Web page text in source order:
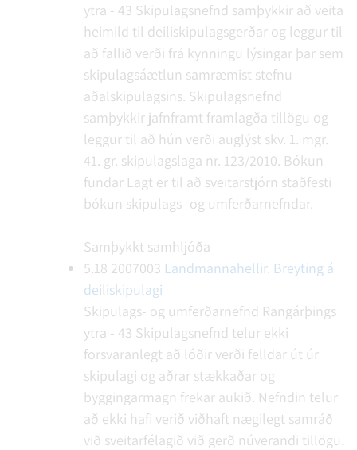
ytra - 43 Skipulagsnefnd samþykkir að veita
heimild til deiliskipulagsgerðar og leggur til
að fallið verði frá kynningu lýsingar þar sem
skipulagsáætlun samræmist stefnu
aðalskipulagsins. Skipulagsnefnd
samþykkir jafnframt framlagða tillögu og
leggur til að hún verði auglýst skv. 1. mgr.
41. gr. skipulagslaga nr. 123/2010. Bókun
fundar Lagt er til að sveitarstjórn staðfesti
bókun skipulags- og umferðarnefndar.
Samþykkt samhljóða
5.18 2007003 Landmannahellir. Breyting á
deiliskipulagi
Skipulags- og umferðarnefnd Rangárþings
ytra - 43 Skipulagsnefnd telur ekki
forsvaranlegt að lóðir verði felldar út úr
skipulagi og aðrar stækkaðar og
byggingarmagn frekar aukið. Nefndin telur
að ekki hafi verið viðhaft nægilegt samráð
við sveitarfélagið við gerð núverandi tillögu.